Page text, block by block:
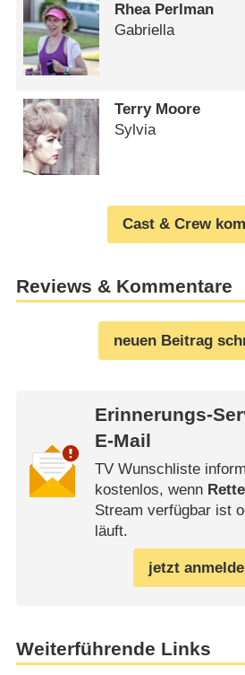
Rhea Perlman
Gabriella
Terry Moore
Sylvia
Cast & Crew
Reviews & Kommentare
neuen Beitrag
Erinnerungs-
E-Mail
TV Wunschliste
kostenlos, wenn
Stream verfügbar ist
läuft.
jetzt
Weiterführende Links